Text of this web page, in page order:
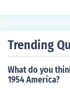
wayan. Sa
gpapakita ng
syon ng mga
hagi ng
Trending
What do you
1954 America?